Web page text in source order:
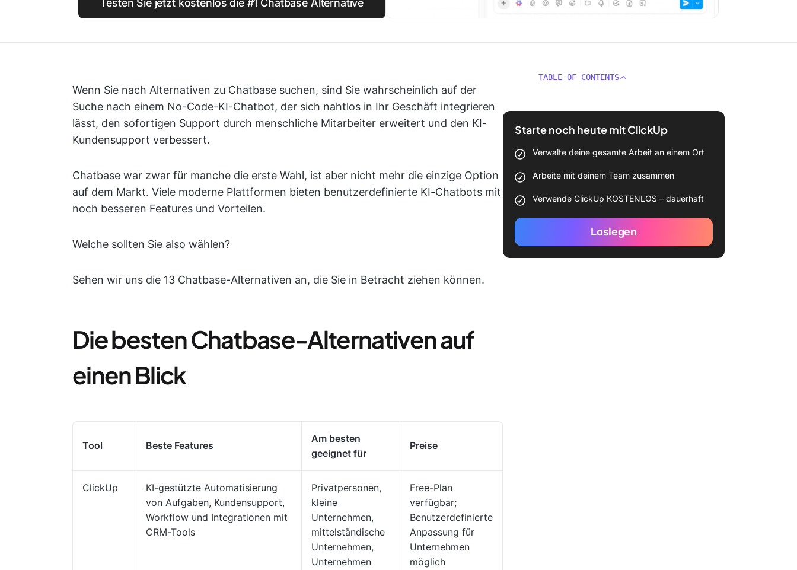
Testen Sie jetzt kostenlos die #1 Chatbase Alternative
Wenn Sie nach Alternativen zu Chatbase suchen, sind Sie wahrscheinlich auf der
Suche nach einem No-Code-KI-Chatbot, der sich nahtlos in Ihr Geschäft integrieren
lässt, den sofortigen Support durch menschliche Mitarbeiter erweitert und den KI-
Kundensupport verbessert.
Chatbase war zwar für manche die erste Wahl, ist aber nicht mehr die einzige Option
auf dem Markt. Viele moderne Plattformen bieten benutzerdefinierte KI-Chatbots mit
noch besseren Features und Vorteilen.
Welche sollten Sie also wählen?
Sehen wir uns die 13 Chatbase-Alternativen an, die Sie in Betracht ziehen können.
Die besten Chatbase-Alternativen auf
einen Blick
Tool Beste Features
Am besten
geeignet für
Preise
ClickUp
KI-gestützte Automatisierung
von Aufgaben, Kundensupport,
Workflow und Integrationen mit
CRM-Tools
Privatpersonen,
kleine
Unternehmen,
mittelständische
Unternehmen,
Unternehmen
Free-Plan
verfügbar;
Benutzerdefinierte
Anpassung für
Unternehmen
möglich
TABLE OF CONTENTS
Starte noch heute mit ClickUp
Verwalte deine gesamte Arbeit an einem Ort
Arbeite mit deinem Team zusammen
Verwende ClickUp KOSTENLOS – dauerhaft
Loslegen